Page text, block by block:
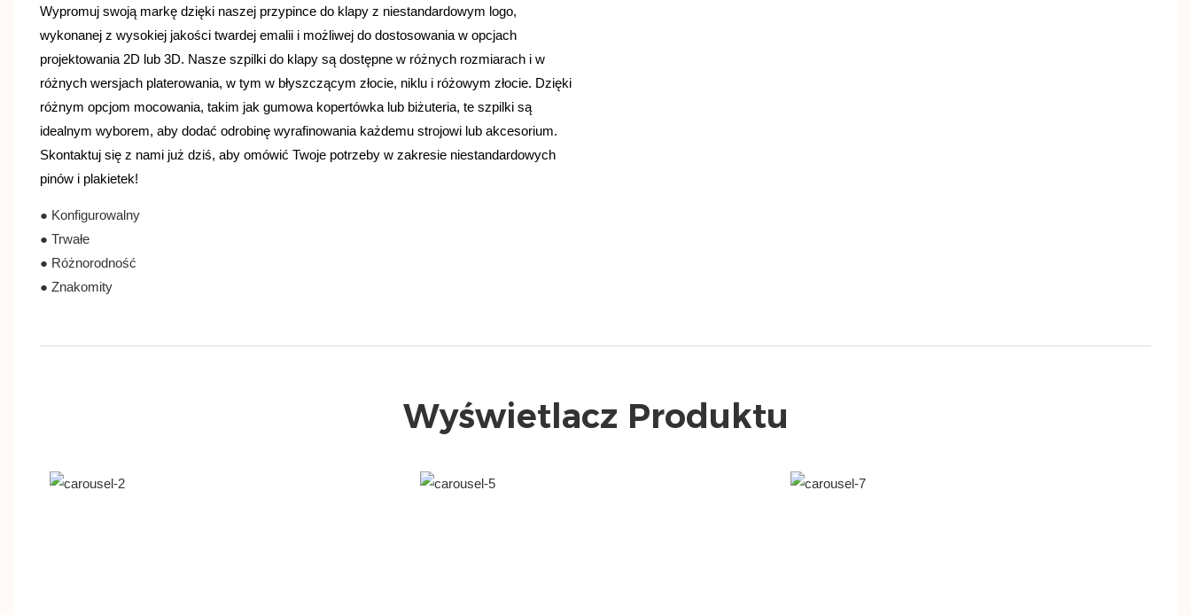
Wypromuj swoją markę dzięki naszej przypince do klapy z niestandardowym logo,
wykonanej z wysokiej jakości twardej emalii i możliwej do dostosowania w opcjach
projektowania 2D lub 3D. Nasze szpilki do klapy są dostępne w różnych rozmiarach i w
różnych wersjach platerowania, w tym w błyszczącym złocie, niklu i różowym złocie. Dzięki
różnym opcjom mocowania, takim jak gumowa kopertówka lub biżuteria, te szpilki są
idealnym wyborem, aby dodać odrobinę wyrafinowania każdemu strojowi lub akcesorium.
Skontaktuj się z nami już dziś, aby omówić Twoje potrzeby w zakresie niestandardowych
pinów i plakietek!
● Konfigurowalny
● Trwałe
● Różnorodność
● Znakomity
Wyświetlacz Produktu